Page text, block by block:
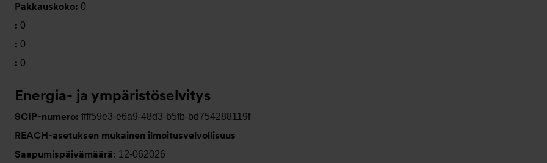
Pakkauskoko: 0
: 0
: 0
: 0
Energia- ja ympäristöselvitys
SCIP-numero: ffff59e3-e6a9-48d3-b5fb-bd754288119f
REACH-asetuksen mukainen ilmoitusvelvollisuus
Saapumispäivämäärä: 12-062026